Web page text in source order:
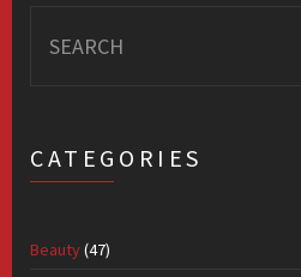
for:
CATEGORIES
Beauty(47)